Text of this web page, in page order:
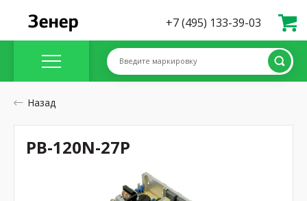
+7 (495) 133-39-03
Введите маркировку
Назад
PB-120N-27P